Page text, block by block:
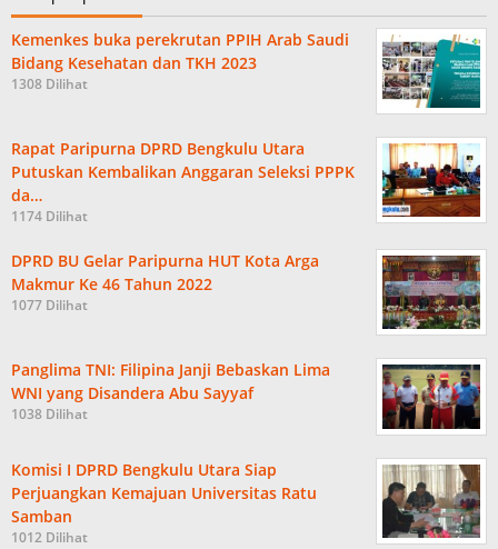
Kemenkes buka perekrutan PPIH Arab Saudi
Bidang Kesehatan dan TKH 2023
1308 Dilihat
Rapat Paripurna DPRD Bengkulu Utara
Putuskan Kembalikan Anggaran Seleksi PPPK
da…
1174 Dilihat
DPRD BU Gelar Paripurna HUT Kota Arga
Makmur Ke 46 Tahun 2022
1077 Dilihat
Panglima TNI: Filipina Janji Bebaskan Lima
WNI yang Disandera Abu Sayyaf
1038 Dilihat
Komisi I DPRD Bengkulu Utara Siap
Perjuangkan Kemajuan Universitas Ratu
Samban
1012 Dilihat